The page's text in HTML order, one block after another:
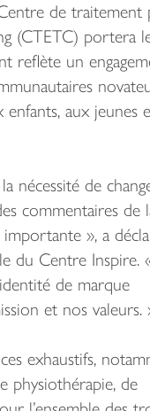
de traitement
(CTETC) portera
reflète un
aux jeunes
nécessité de
commentaires de
», a
du Centre Inspire.
de marque
et nos valeurs.
exhaustifs,
physiothérapie, de